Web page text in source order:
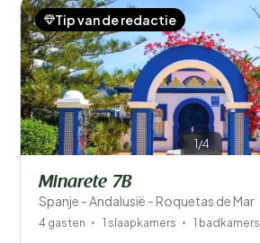
1/4
Tip van de redactie
Minarete 7B
Spanje - Andalusië - Roquetas de Mar
4 gasten 1 slaapkamers 1 badkamers